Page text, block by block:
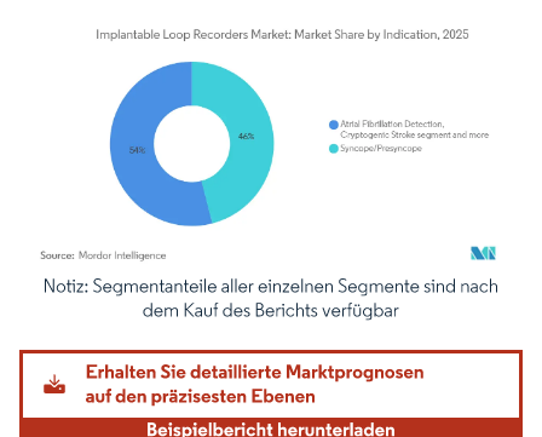
Bild © Mordor Intelligence. Wiederverwendung erfordert Namensnennung